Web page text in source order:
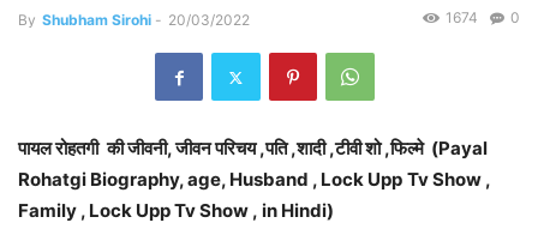
By Shubham Sirohi - 20/03/2022 0
1674
पायल रोहतगी की जीवनी, जीवन परिचय ,पति ,शादी ,टीवी शो ,फिल्मे (Payal
Rohatgi Biography, age, Husband , Lock Upp Tv Show ,
Family , Lock UppTv Show , in Hindi)